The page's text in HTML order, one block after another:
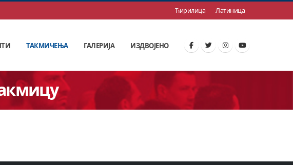
Ћирилица Латиница
ТАКМИЧЕЊА ГАЛЕРИЈА ИЗДВОЈЕНО